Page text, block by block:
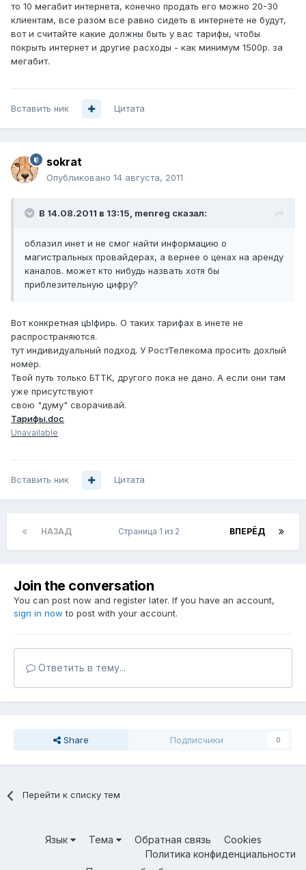
то 10 мегабит интернета, конечно продать его можно 20-30
клиентам, все разом все равно сидеть в интернете не будут,
вот и считайте какие должны быть у вас тарифы, чтобы
покрыть интернет и другие расходы - как минимум 1500р. за
мегабит.
Вставить ник Цитата
sokrat
Опубликовано 14 августа, 2011
В 14.08.2011 в 13:15, menreg сказал:
облазил инет и не смог найти информацию о
магистральных провайдерах, а вернее о ценах на аренду
каналов. может кто нибудь назвать хотя бы
приблезительную цифру?
Вот конкретная цЫфирь. О таких тарифах в инете не
распространяются.
тут индивидуальный подход. У РостТелекома просить дохлый
номер.
Твой путь только БТТК, другого пока не дано. А если они там
уже присутствуют
свою "думу" сворачивай.
Тарифы.doc
Unavailable
Вставить ник Цитата
НАЗАД ВПЕРЁД
Страница 1 из 2
Join the conversation
You can post now and register later. If you have an account,
sign in now to post with your account.
Ответить в тему...
Share Подписчики 0
Перейти к списку тем
Язык Тема Обратная связь
Cookies
Политика конфиденциальности